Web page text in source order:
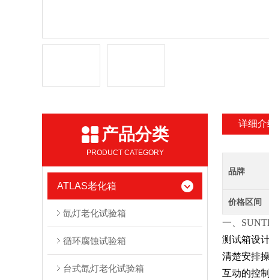
产品分类
PRODUCT CATEGORY
ATLAS老化箱
氙灯老化试验箱
循环腐蚀试验箱
台式氙灯老化试验箱
详细介
品牌
价格区间
一、
测试箱设
清楚安排
互动的控